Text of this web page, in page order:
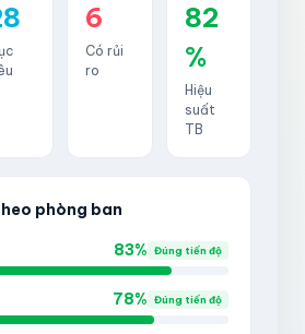
6
Có rủi
ro
82
%
Hiệu
suất
TB
phòng ban
83% Đúng tiến độ
78% Đúng tiến độ